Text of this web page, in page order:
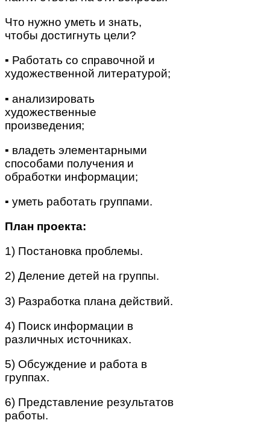
Что нужно уметь и знать,
чтобы достигнуть цели?
▪ Работать со справочной и
художественной литературой;
▪ анализировать
художественные
произведения;
▪ владеть элементарными
способами получения и
обработки информации;
▪ уметь работать группами.
План проекта:
1) Постановка проблемы.
2) Деление детей на группы.
3) Разработка плана действий.
4) Поиск информации в
различных источниках.
5) Обсуждение и работа в
группах.
6) Представление результатов
работы.